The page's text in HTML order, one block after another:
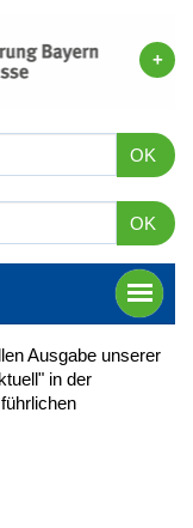
OK
OK
Ausgabe unserer
in der